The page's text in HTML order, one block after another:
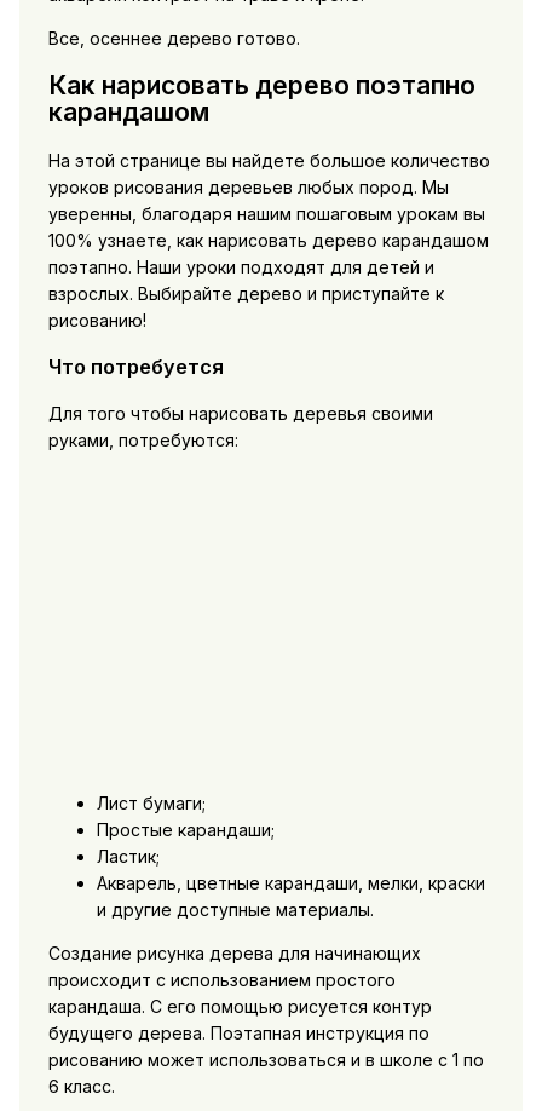
Все, осеннее дерево готово.
Как нарисовать дерево поэтапно
карандашом
На этой странице вы найдете большое количество
уроков рисования деревьев любых пород. Мы
уверенны, благодаря нашим пошаговым урокам вы
100% узнаете, как нарисовать дерево карандашом
поэтапно. Наши уроки подходят для детей и
взрослых. Выбирайте дерево и приступайте к
рисованию!
Что потребуется
Для того чтобы нарисовать деревья своими
руками, потребуются:
Лист бумаги;
Простые карандаши;
Ластик;
Акварель, цветные карандаши, мелки, краски
и другие доступные материалы.
Создание рисунка дерева для начинающих
происходит с использованием простого
карандаша. С его помощью рисуется контур
будущего дерева. Поэтапная инструкция по
рисованию может использоваться и в школе с 1 по
6 класс.